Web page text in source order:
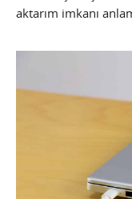
aktarım imkanı